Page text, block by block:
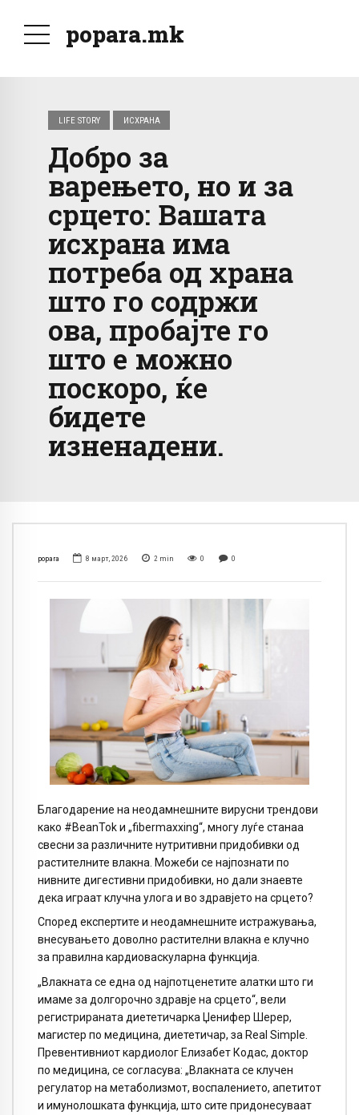
popara.mk
LIFE STORY ИСХРАНА
Добро за
варењето, но и за
срцето: Вашата
исхрана има
потреба од храна
што го содржи
ова, пробајте го
што е можно
поскоро, ќе
бидете
изненадени.
popara 8 март, 2026 2 min 0 0
Благодарение на неодамнешните вирусни трендови
како #BeanTok и „fibermaxxing“, многу луѓе станаа
свесни за различните нутритивни придобивки од
растителните влакна. Можеби се најпознати по
нивните дигестивни придобивки, но дали знаевте
дека играат клучна улога и во здравјето на срцето?
Според експертите и неодамнешните истражувања,
внесувањето доволно растителни влакна е клучно
за правилна кардиоваскуларна функција.
„Влакната се една од најпотценетите алатки што ги
имаме за долгорочно здравје на срцето“, вели
регистрираната диететичарка Џенифер Шерер,
магистер по медицина, диететичар, за Real Simple.
Превентивниот кардиолог Елизабет Кодас, доктор
по медицина, се согласува: „Влакната се клучен
регулатор на метаболизмот, воспалението, апетитот
и имунолошката функција, што сите придонесуваат